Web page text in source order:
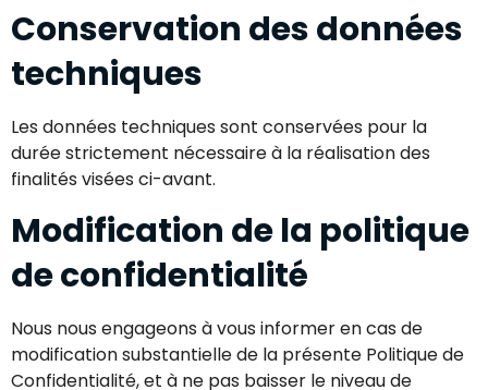
Conservation des données
techniques
Les données techniques sont conservées pour la
durée strictement nécessaire à la réalisation des
finalités visées ci-avant.
Modification de la politique
de confidentialité
Nous nous engageons à vous informer en cas de
modification substantielle de la présente Politique de
Confidentialité, et à ne pas baisser le niveau de